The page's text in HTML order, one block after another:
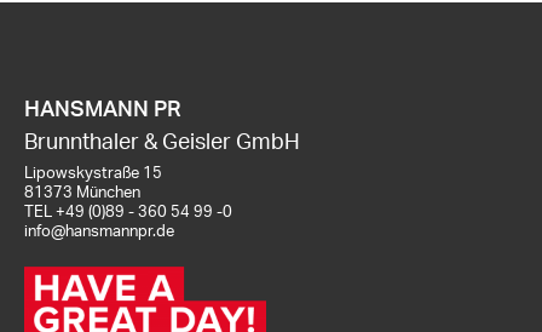
HANSMANN PR
Brunnthaler & Geisler GmbH
Lipowskystraße 15
81373 München
TEL +49 (0)89 - 360 54 99 -0
info@hansmannpr.de